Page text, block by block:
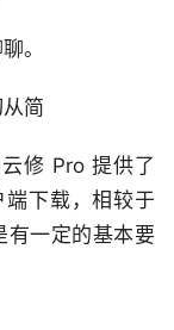
。
简
修 Pro 提供了
下载，相较于
有一定的基本要